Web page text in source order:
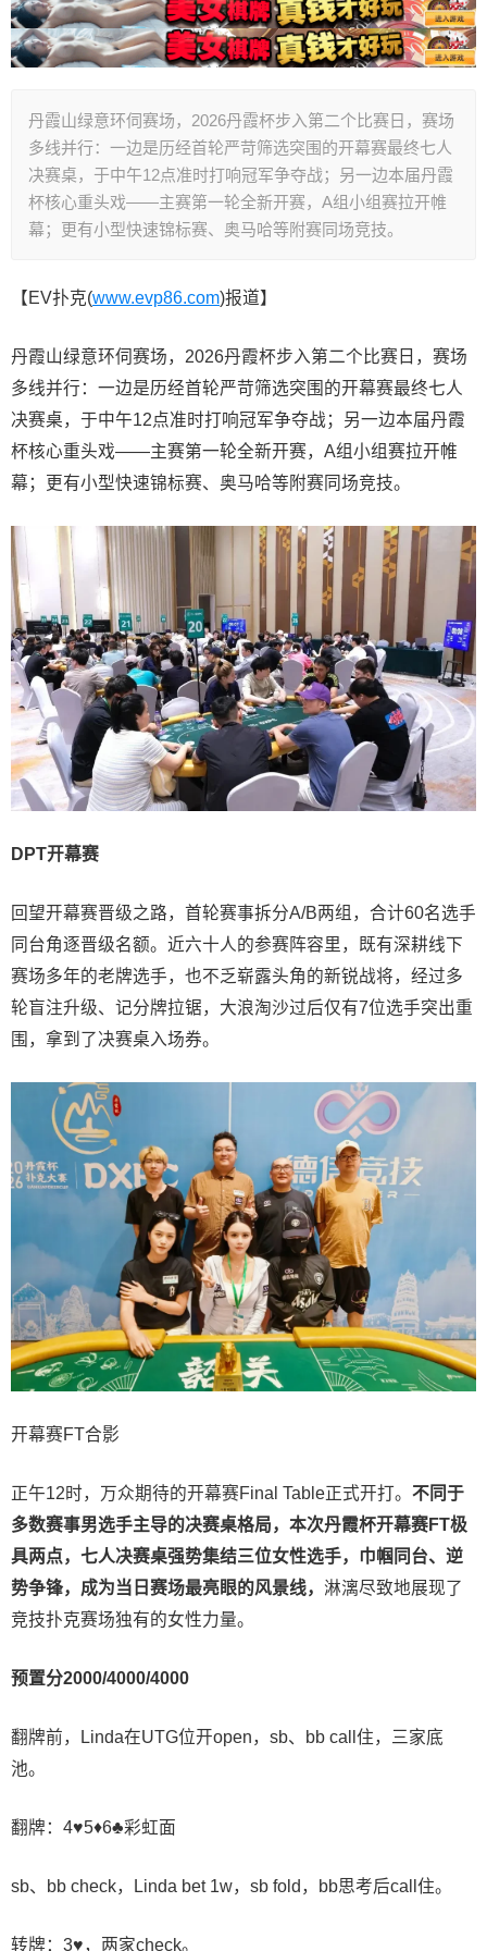
丹霞山绿意环伺赛场，2026丹霞杯步入第二个比赛日，赛场
多线并行：一边是历经首轮严苛筛选突围的开幕赛最终七人
决赛桌，于中午12点准时打响冠军争夺战；另一边本届丹霞
杯核心重头戏——主赛第一轮全新开赛，A组小组赛拉开帷
幕；更有小型快速锦标赛、奥马哈等附赛同场竞技。
【EV扑克(www.evp86.com)报道】
丹霞山绿意环伺赛场，2026丹霞杯步入第二个比赛日，赛场
多线并行：一边是历经首轮严苛筛选突围的开幕赛最终七人
决赛桌，于中午12点准时打响冠军争夺战；另一边本届丹霞
杯核心重头戏——主赛第一轮全新开赛，A组小组赛拉开帷
幕；更有小型快速锦标赛、奥马哈等附赛同场竞技。
DPT开幕赛
回望开幕赛晋级之路，首轮赛事拆分A/B两组，合计60名选手
同台角逐晋级名额。近六十人的参赛阵容里，既有深耕线下
赛场多年的老牌选手，也不乏崭露头角的新锐战将，经过多
轮盲注升级、记分牌拉锯，大浪淘沙过后仅有7位选手突出重
围，拿到了决赛桌入场券。
开幕赛FT合影
正午12时，万众期待的开幕赛Final Table正式开打。 不同于
多数赛事男选手主导的决赛桌格局，本次丹霞杯开幕赛FT极
具两点，七人决赛桌强势集结三位女性选手，巾帼同台、逆
势争锋，成为当日赛场最亮眼的风景线， 淋漓尽致地展现了
竞技扑克赛场独有的女性力量。
预置分2000/4000/4000
翻牌前，Linda在UTG位开open，sb、bb call住，三家底
池。
翻牌：4♥5♦6♣彩虹面
sb、bb check，Linda bet 1w，sb fold，bb思考后call住。
转牌：3♥，两家check。